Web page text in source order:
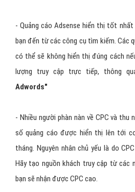
- Quảng cáo Adsense hiển thị tốt
bạn đến từ các công cụ tìm kiếm. Các
có thể sẽ không hiển thị đúng cách
lượng truy cập trực tiếp, thông
Adwords"
- Nhiều người phàn nàn về CPC và thu
số quảng cáo được hiển thị lên tới
tháng. Nguyên nhân chủ yếu là do
Hãy tạo nguồn khách truy cập từ các
bạn sẽ nhận được CPC cao.